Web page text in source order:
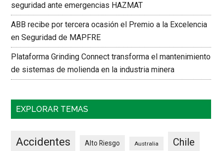
seguridad ante emergencias HAZMAT
ABB recibe por tercera ocasión el Premio a la Excelencia
en Seguridad de MAPFRE
Plataforma Grinding Connect transforma el mantenimiento
de sistemas de molienda en la industria minera
EXPLORAR TEMAS
Accidentes Alto Riesgo Australia Chile